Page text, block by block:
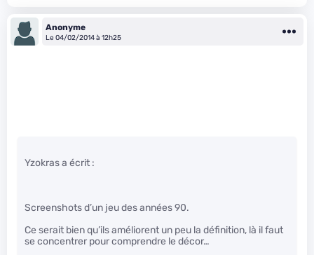
Anonyme
Le 04/02/2014 à 12h25
Yzokras a écrit :
Screenshots d’un jeu des années 90.
Ce serait bien qu’ils améliorent un peu la définition, là il faut
se concentrer pour comprendre le décor…